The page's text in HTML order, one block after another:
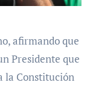
afirmando que
Presidente que
la Constitución